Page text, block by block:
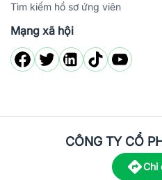
Tìm kiếm hồ sơ ứng viên
Mạng xã hội
CÔNG TY CỔ
Chỉ